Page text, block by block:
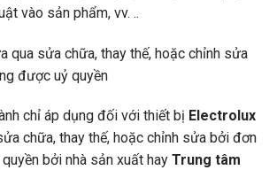
vào sản phẩm, vv. ..
qua sửa chữa, thay thế, hoặc chỉnh sửa
được uỷ quyền
chỉ áp dụng đối với thiết bị Electrolux
chữa, thay thế, hoặc chỉnh sửa bởi đơn
bởi nhà sản xuất hay Trung tâm